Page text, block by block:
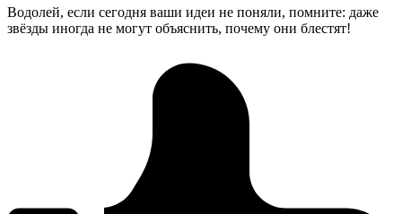
Водолей, если сегодня ваши идеи не поняли, помните: даже
звёзды иногда не могут объяснить, почему они блестят!